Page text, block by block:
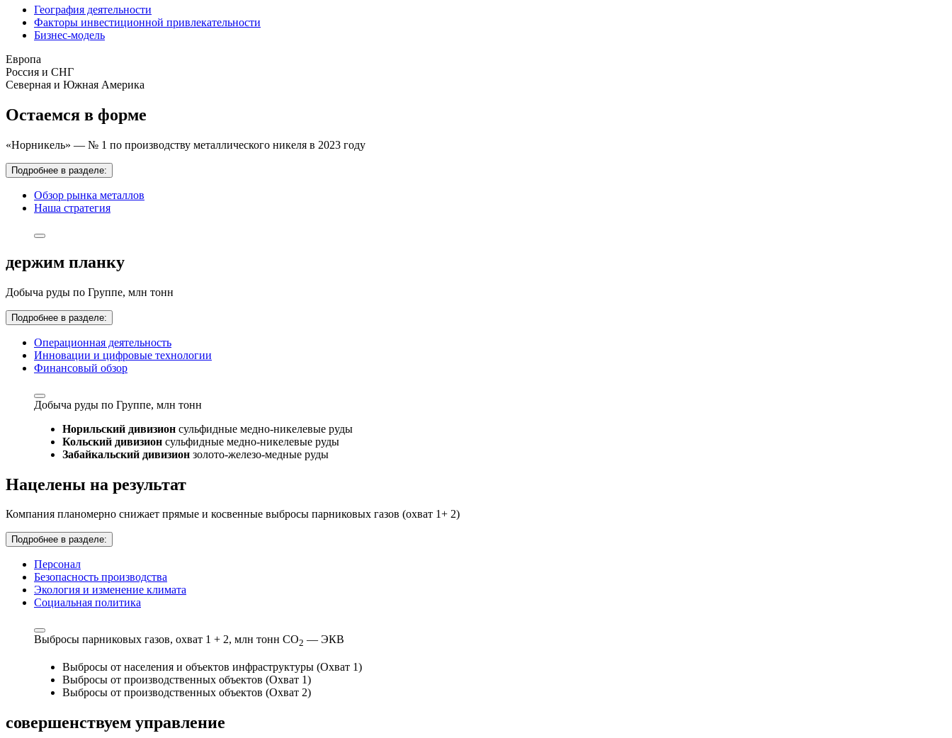
География деятельности
Факторы инвестиционной привлекательности
Бизнес-модель
Европа
Россия и СНГ
Северная и Южная Америка
Остаемся в форме
«Норникель» — № 1 по производству металлического никеля в 2023 году
Подробнее в разделе:
Обзор рынка металлов
Наша стратегия
держим планку
Добыча руды по Группе, млн тонн
Подробнее в разделе:
Операционная деятельность
Инновации и цифровые технологии
Финансовый обзор
Добыча руды по Группе, млн тонн
Норильский дивизион сульфидные медно-никелевые руды
Кольский дивизион сульфидные медно-никелевые руды
Забайкальский дивизион золото-железо-медные руды
Нацелены на результат
Компания планомерно снижает прямые и косвенные выбросы парниковых газов (охват 1+ 2)
Подробнее в разделе:
Персонал
Безопасность производства
Экология и изменение климата
Социальная политика
Выбросы парниковых газов, охват 1 + 2, млн тонн СО2 — ЭКВ
Выбросы от населения и объектов инфраструктуры (Охват 1)
Выбросы от производственных объектов (Охват 1)
Выбросы от производственных объектов (Охват 2)
совершенствуем управление